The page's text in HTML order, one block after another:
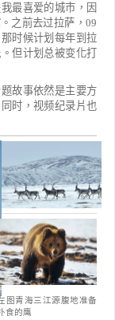
最喜爱的城市，因
之前去过拉萨， 09
时候计划每年到拉
但计划总被变化打
故事依然是主要方
同时，视频纪录片也
图青海三江源腹地准备
食的鹰